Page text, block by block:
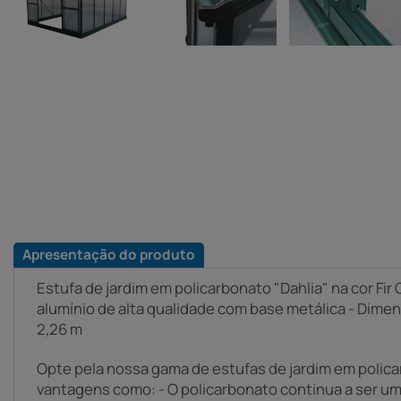
Apresentação do produto
Estufa de jardim em policarbonato "Dahlia" na cor Fir
alumínio de alta qualidade com base metálica -
2,26 m
Opte pela nossa gama de estufas de jardim em
vantagens como: - O policarbonato continua a ser